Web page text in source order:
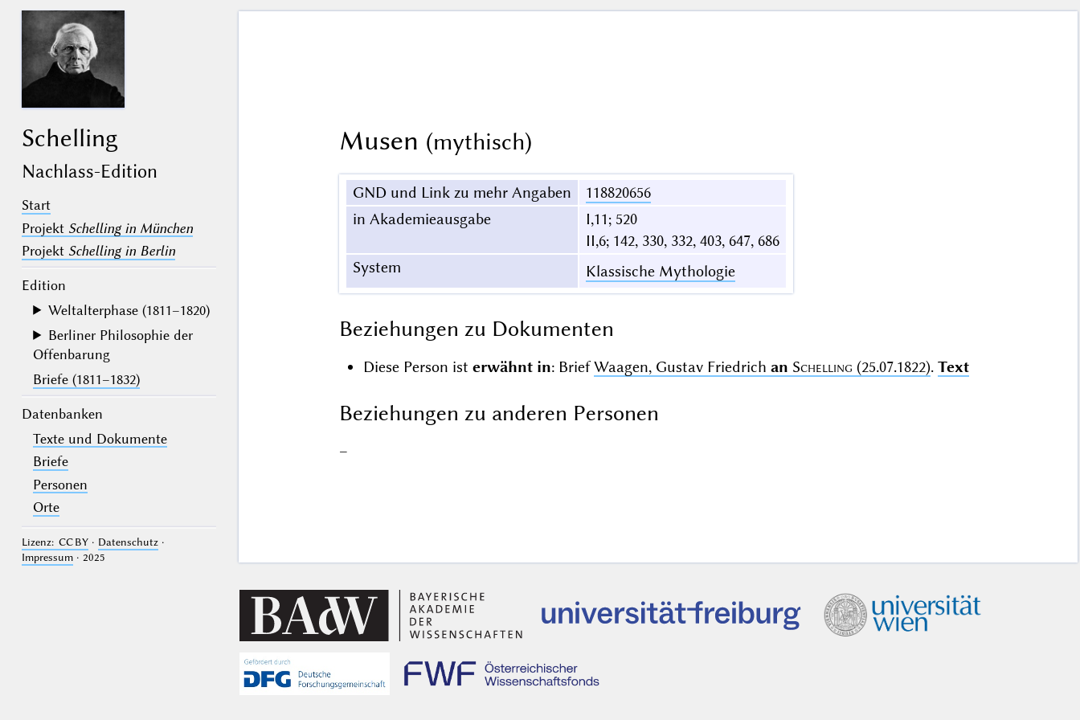
Schelling
Nachlass-Edition
Start
Projekt Schelling in München
Projekt Schelling in Berlin
Edition
Weltalterphase (1811–1820)
Berliner Philosophie der
Offenbarung
Briefe (1811–1832)
Datenbanken
Texte und Dokumente
Briefe
Personen
Orte
Lizenz: CC BY· Datenschutz·
Impressum· 2025
Musen (mythisch)
GND und Link zu mehr Angaben
118820656
in Akademieausgabe
I,11; 520
II,6; 142, 330, 332, 403, 647, 686
System
Klassische Mythologie
Beziehungen zu Dokumenten
Diese Person ist erwähnt in: BriefWaagen, Gustav Friedrich an Schelling (25.07.1822). Text
Beziehungen zu anderen Personen
–